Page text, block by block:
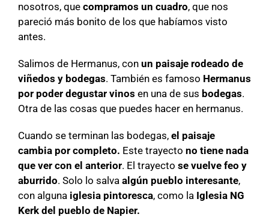
nosotros, que compramos un cuadro, que nos
pareció más bonito de los que habíamos visto
antes.
Salimos de Hermanus, con un paisaje rodeado de
viñedos y bodegas. También es famoso Hermanus
por poder degustar vinos en una de sus bodegas.
Otra de las cosas que puedes hacer en hermanus.
Cuando se terminan las bodegas, el paisaje
cambia por completo. Este trayecto no tiene nada
que ver con el anterior. El trayecto se vuelve feo y
aburrido. Solo lo salva algún pueblo interesante,
con alguna iglesia pintoresca, como la Iglesia NG
Kerk del pueblo de Napier.